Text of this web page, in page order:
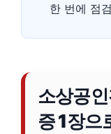
한 번에 점
소상공
증 1장으